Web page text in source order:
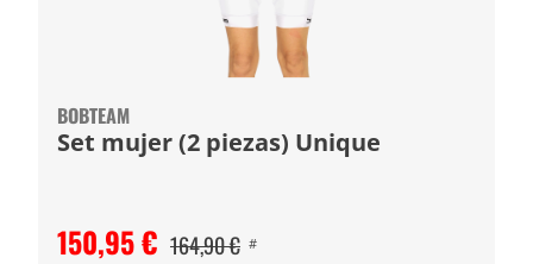
BOBTEAM
Set mujer (2 piezas) Unique
150,95 € 164,90 € #